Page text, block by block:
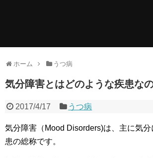
ホーム うつ病
気分障害とはどのような疾患な
2017/4/17 うつ病
気分障害（Mood Disorders)は、主に気
患の総称です。